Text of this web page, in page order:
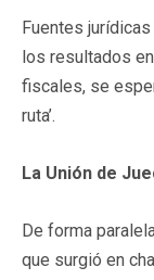
Fuentes
los resultados
fiscales, se
ruta’.
La Unión de
De forma
que surgió en